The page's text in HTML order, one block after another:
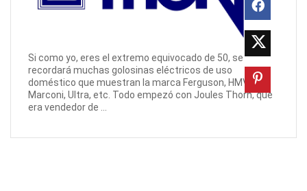
Si como yo, eres el extremo equivocado de 50, se
recordará muchas golosinas eléctricos de uso
doméstico que muestran la marca Ferguson, HMV,
Marconi, Ultra, etc. Todo empezó con Joules Thorn, que
era vendedor de ...